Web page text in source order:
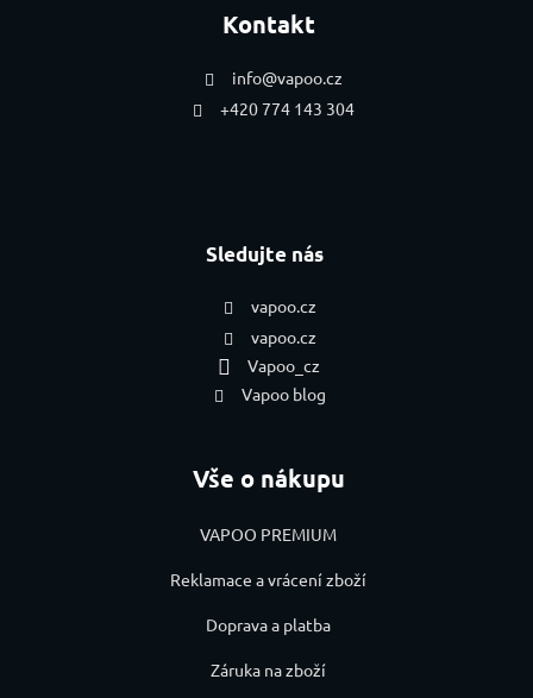
Kontakt
info@vapoo.cz
+420 774 143 304
Sledujte nás
vapoo.cz
vapoo.cz
Vapoo_cz
Vapoo blog
Vše o nákupu
VAPOO PREMIUM
Reklamace a vrácení zboží
Doprava a platba
Záruka na zboží